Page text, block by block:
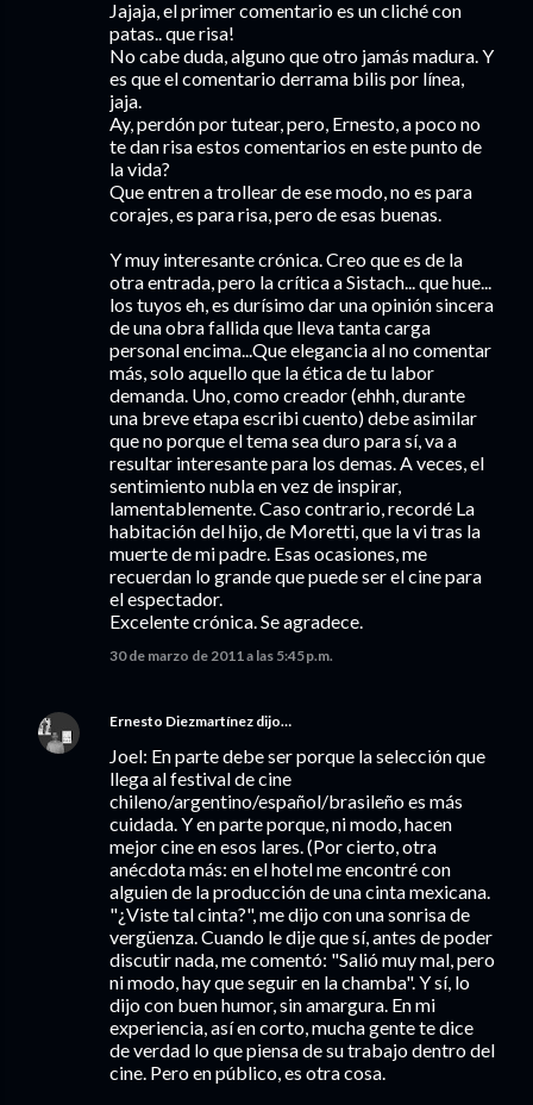
Jajaja, el primer comentario es un cliché con
patas.. que risa!
No cabe duda, alguno que otro jamás madura. Y
es que el comentario derrama bilis por línea,
jaja.
Ay, perdón por tutear, pero, Ernesto, a poco no
te dan risa estos comentarios en este punto de
la vida?
Que entren a trollear de ese modo, no es para
corajes, es para risa, pero de esas buenas.
Y muy interesante crónica. Creo que es de la
otra entrada, pero la crítica a Sistach... que hue...
los tuyos eh, es durísimo dar una opinión sincera
de una obra fallida que lleva tanta carga
personal encima...Que elegancia al no comentar
más, solo aquello que la ética de tu labor
demanda. Uno, como creador (ehhh, durante
una breve etapa escribi cuento) debe asimilar
que no porque el tema sea duro para sí, va a
resultar interesante para los demas. A veces, el
sentimiento nubla en vez de inspirar,
lamentablemente. Caso contrario, recordé La
habitación del hijo, de Moretti, que la vi tras la
muerte de mi padre. Esas ocasiones, me
recuerdan lo grande que puede ser el cine para
el espectador.
Excelente crónica. Se agradece.
30 de marzo de 2011 a las 5:45 p.m.
Ernesto Diezmartínez dijo…
Joel: En parte debe ser porque la selección que
llega al festival de cine
chileno/argentino/español/brasileño es más
cuidada. Y en parte porque, ni modo, hacen
mejor cine en esos lares. (Por cierto, otra
anécdota más: en el hotel me encontré con
alguien de la producción de una cinta mexicana.
"¿Viste tal cinta?", me dijo con una sonrisa de
vergüenza. Cuando le dije que sí, antes de poder
discutir nada, me comentó: "Salió muy mal, pero
ni modo, hay que seguir en la chamba". Y sí, lo
dijo con buen humor, sin amargura. En mi
experiencia, así en corto, mucha gente te dice
de verdad lo que piensa de su trabajo dentro del
cine. Pero en público, es otra cosa.